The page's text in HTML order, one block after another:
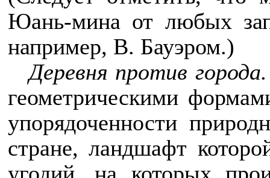
Юань-мина от любых
например, В. Бауэром.)
Деревня против города.
геометрическими
упорядоченности
стране, ландшафт